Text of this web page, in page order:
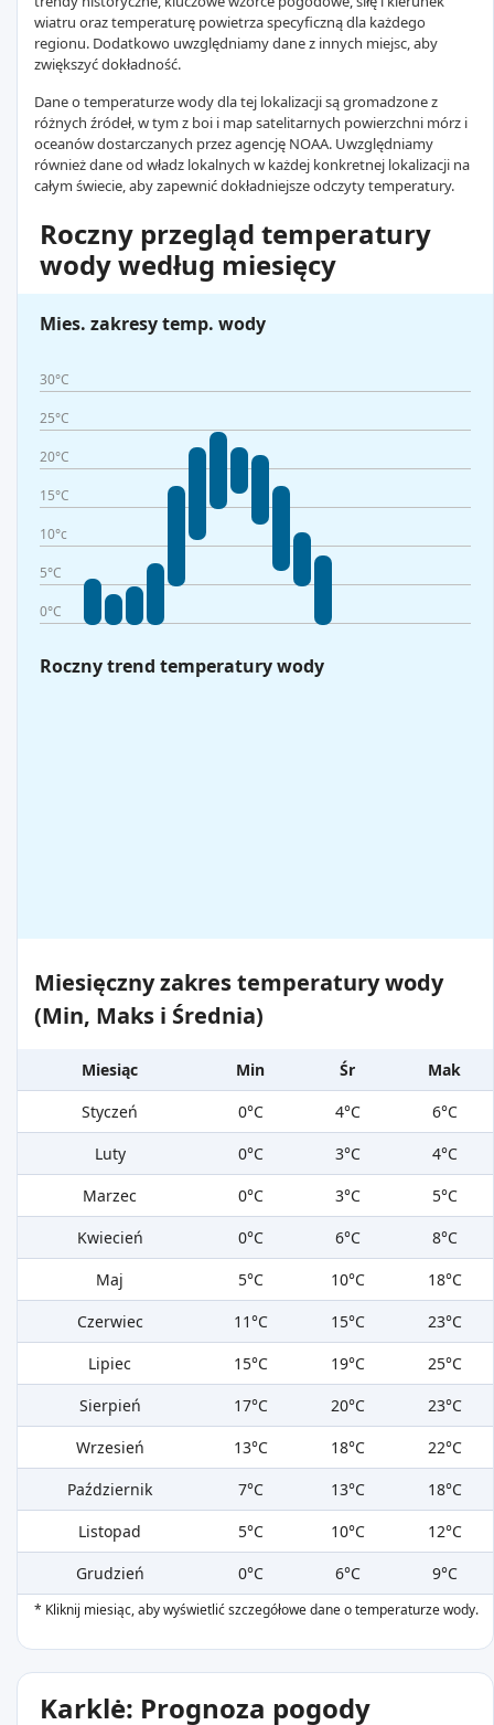
wiatru oraz temperaturę powietrza specyficzną dla każdego
regionu. Dodatkowo uwzględniamy dane z innych miejsc, aby
zwiększyć dokładność.
Dane o temperaturze wody dla tej lokalizacji są gromadzone z
różnych źródeł, w tym z boi i map satelitarnych powierzchni mórz i
oceanów dostarczanych przez agencję NOAA. Uwzględniamy
również dane od władz lokalnych w każdej konkretnej lokalizacji na
całym świecie, aby zapewnić dokładniejsze odczyty temperatury.
Roczny przegląd temperatury
wody według miesięcy
Mies. zakresy temp. wody
30°C
25°C
20°C
15°C
10°c
5°C
0°C
Roczny trend temperatury wody
Miesięczny zakres temperatury wody
(Min, Maks i Średnia)
Miesiąc Min Śr
Mak
Styczeń
0°C 4°C
6°C
Luty
0°C 3°C
4°C
Marzec
0°C 3°C
5°C
Kwiecień
0°C 6°C
8°C
Maj
5°C 10°C
18°C
Czerwiec
11°C 15°C
23°C
Lipiec
15°C 19°C
25°C
Sierpień
17°C 20°C
23°C
Wrzesień
13°C 18°C
22°C
Październik
7°C 13°C
18°C
Listopad
5°C 10°C
12°C
Grudzień
0°C 6°C 9°C
* Kliknij miesiąc, aby wyświetlić szczegółowe dane o temperaturze wody.
Karklė: Prognoza pogody